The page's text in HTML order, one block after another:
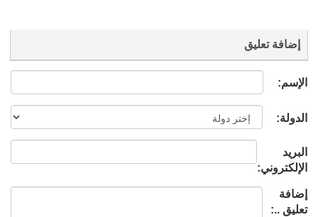
إضافة تعليق
الإسم:
الدولة:
البريد
الإلكتروني:
إضافة
تعليق ..: